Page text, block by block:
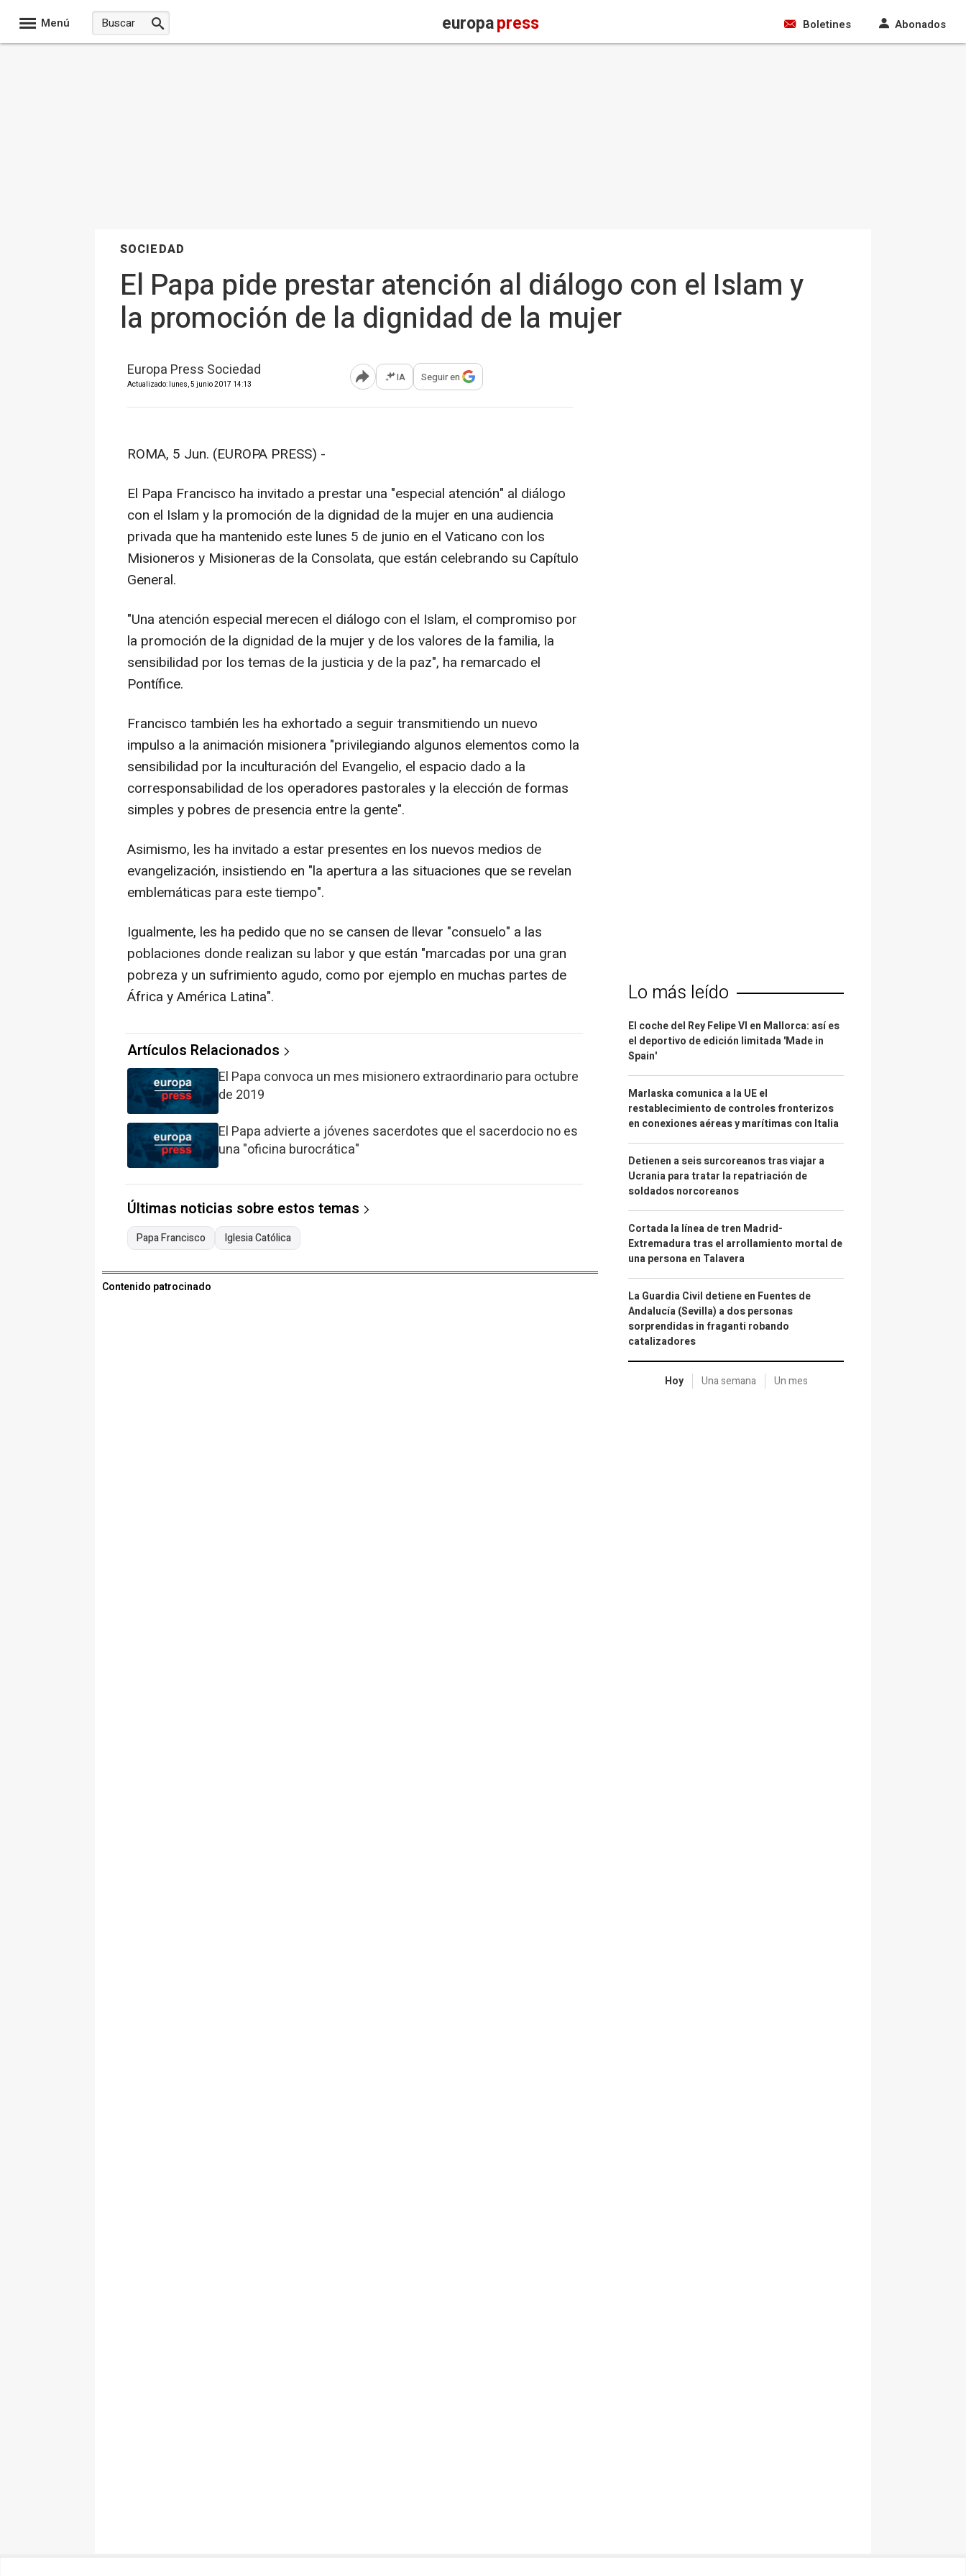
Menú europapress Boletines Abonados
SOCIEDAD
El Papa pide prestar atención al diálogo con el Islam y
la promoción de la dignidad de la mujer
Europa Press Sociedad
Actualizado: lunes, 5 junio 2017 14:13 Abrir opciones para compartir
IA Seguir en
ROMA, 5 Jun. (EUROPA PRESS) -
El Papa Francisco ha invitado a prestar una "especial atención" al diálogo
con el Islam y la promoción de la dignidad de la mujer en una audiencia
privada que ha mantenido este lunes 5 de junio en el Vaticano con los
Misioneros y Misioneras de la Consolata, que están celebrando su Capítulo
General.
"Una atención especial merecen el diálogo con el Islam, el compromiso por
la promoción de la dignidad de la mujer y de los valores de la familia, la
sensibilidad por los temas de la justicia y de la paz", ha remarcado el
Pontífice.
Francisco también les ha exhortado a seguir transmitiendo un nuevo
impulso a la animación misionera "privilegiando algunos elementos como la
sensibilidad por la inculturación del Evangelio, el espacio dado a la
corresponsabilidad de los operadores pastorales y la elección de formas
simples y pobres de presencia entre la gente".
Asimismo, les ha invitado a estar presentes en los nuevos medios de
evangelización, insistiendo en "la apertura a las situaciones que se revelan
emblemáticas para este tiempo".
Igualmente, les ha pedido que no se cansen de llevar "consuelo" a las
poblaciones donde realizan su labor y que están "marcadas por una gran
pobreza y un sufrimiento agudo, como por ejemplo en muchas partes de
África y América Latina".
Artículos Relacionados
El Papa convoca un mes misionero extraordinario para octubre
de 2019
El Papa advierte a jóvenes sacerdotes que el sacerdocio no es
una "oficina burocrática"
Últimas noticias sobre estos temas
Papa Francisco Iglesia Católica
Contenido patrocinado
Lo más leído
El coche del Rey Felipe VI en Mallorca: así es
el deportivo de edición limitada 'Made in
Spain'
Marlaska comunica a la UE el
restablecimiento de controles fronterizos
en conexiones aéreas y marítimas con Italia
Detienen a seis surcoreanos tras viajar a
Ucrania para tratar la repatriación de
soldados norcoreanos
Cortada la línea de tren Madrid-
Extremadura tras el arrollamiento mortal de
una persona en Talavera
La Guardia Civil detiene en Fuentes de
Andalucía (Sevilla) a dos personas
sorprendidas in fraganti robando
catalizadores
Hoy Una semana Un mes